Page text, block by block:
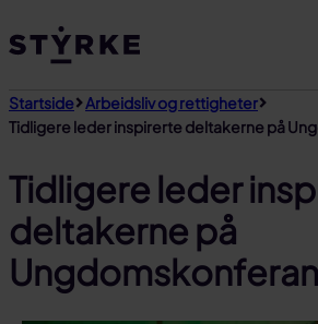
til
Startside Arbeidsliv og rettigheter
Tidligere leder inspirerte deltakerne på
Tidligere leder
deltakerne på